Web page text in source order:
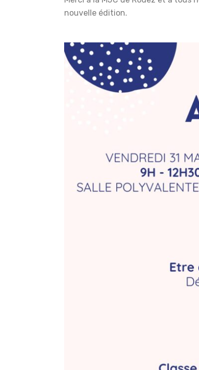
nouvelle édition.